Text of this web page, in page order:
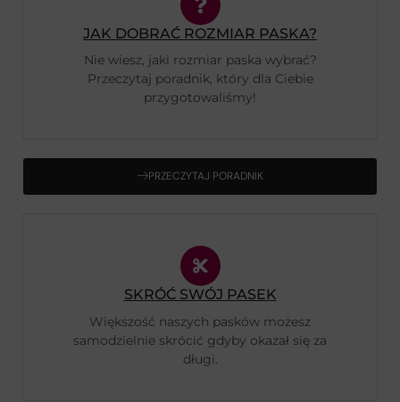
JAK DOBRAĆ ROZMIAR PASKA?
Nie wiesz, jaki rozmiar paska wybrać?
Przeczytaj poradnik, który dla Ciebie
przygotowaliśmy!
PRZECZYTAJ PORADNIK
SKRÓĆ SWÓJ PASEK
Większość naszych pasków możesz
samodzielnie skrócić gdyby okazał się za
długi.